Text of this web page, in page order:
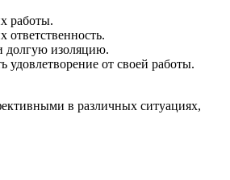
работы.
ответственность.
долгую изоляцию.
удовлетворение от своей работы.
в различных ситуациях,